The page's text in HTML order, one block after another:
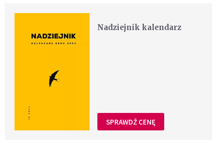
Nadziejnik kalendarz
SPRAWDŹ CENĘ